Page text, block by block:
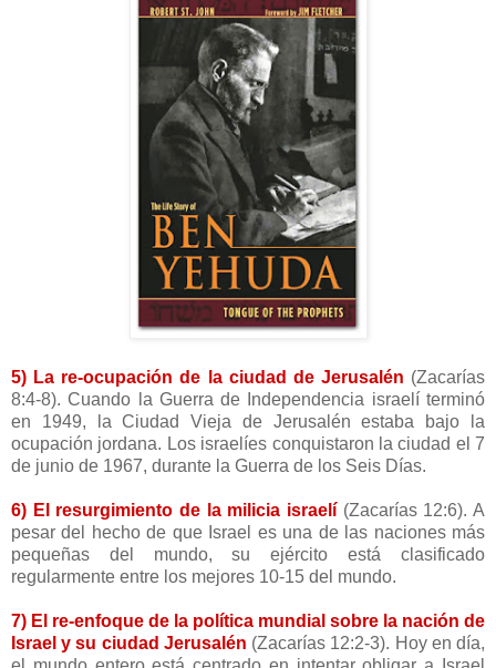
5) La re-ocupación de la ciudad de Jerusalén (Zacarías
8:4-8).Cuando la Guerra de Independencia israelí terminó
en 1949, la Ciudad Vieja de Jerusalén estaba bajo la
ocupación jordana. Los israelíes conquistaron la ciudad el 7
de junio de 1967, durante la Guerra de los Seis Días.
6) El resurgimiento de la milicia israelí (Zacarías 12:6). A
pesar del hecho de que Israel es una de las naciones más
pequeñas del mundo, su ejército está clasificado
regularmente entre los mejores 10-15 del mundo.
7) El re-enfoque de la política mundial sobre la nación de
Israel y su ciudad Jerusalén (Zacarías 12:2-3). Hoy en día,